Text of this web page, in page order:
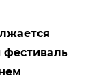
фестиваль